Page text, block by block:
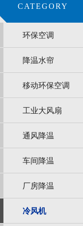
CATEGORY
环保空调
降温水帘
移动环保空调
工业大风扇
通风降温
车间降温
厂房降温
冷风机